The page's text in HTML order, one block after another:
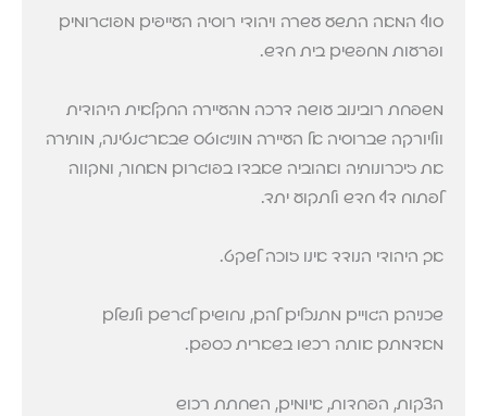
סוף המאה התשע עשרה ויהודי רוסיה העייפים מפוגרומים
ופרעות מחפשים בית חדש.
משפחת רובינוב עושה דרכה מהעיירה החקלאית היהודית
ווליורקה שברוסיה אל העיירה מוניגוטס שבארגנטינה, מותירה
את זיכרונותיה ואהוביה שאבדו בפוגרום מאחור, ומקווה
לפתוח דף חדש ולתקוע יתד.
אך היהודי הנודד אינו זוכה לשקט.
שכניהם הגויים מתנכלים להם, נחושים לגרשם ולנשלם
מאדמתם אותה רכשו בשארית כספם.
הצקות, הפחדות, איומים, השחתת רכוש